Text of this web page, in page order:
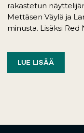
rakastetun
Mettäsen Väylä ja
minusta. Lisäksi Red
LUE LISÄÄ